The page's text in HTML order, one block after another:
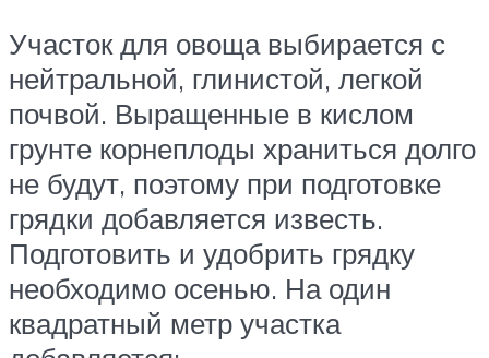
Участок для овоща выбирается с
нейтральной, глинистой, легкой
почвой. Выращенные в кислом
грунте корнеплоды храниться долго
не будут, поэтому при подготовке
грядки добавляется известь.
Подготовить и удобрить грядку
необходимо осенью. На один
квадратный метр участка